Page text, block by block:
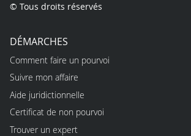
© Tous droits réservés
DÉMARCHES
Comment faire un pourvoi
Suivre mon affaire
Aide juridictionnelle
Certificat de non pourvoi
Trouver un expert